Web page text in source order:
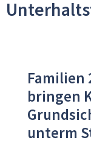
Familien
bringen
unterm